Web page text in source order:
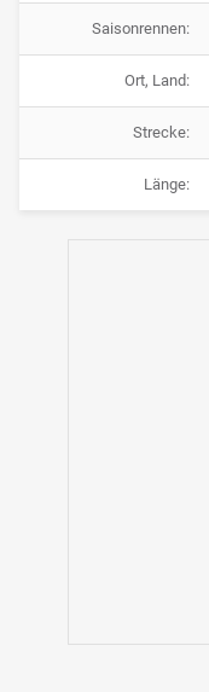
Saisonrennen:
Ort, Land:
Strecke:
Länge: